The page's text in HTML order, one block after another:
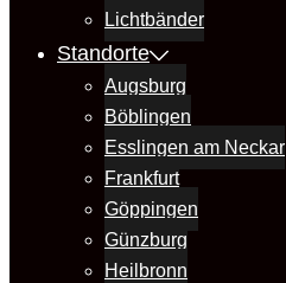
Lichtbänder
Standorte
Augsburg
Böblingen
Esslingen am Neckar
Frankfurt
Göppingen
Günzburg
Heilbronn